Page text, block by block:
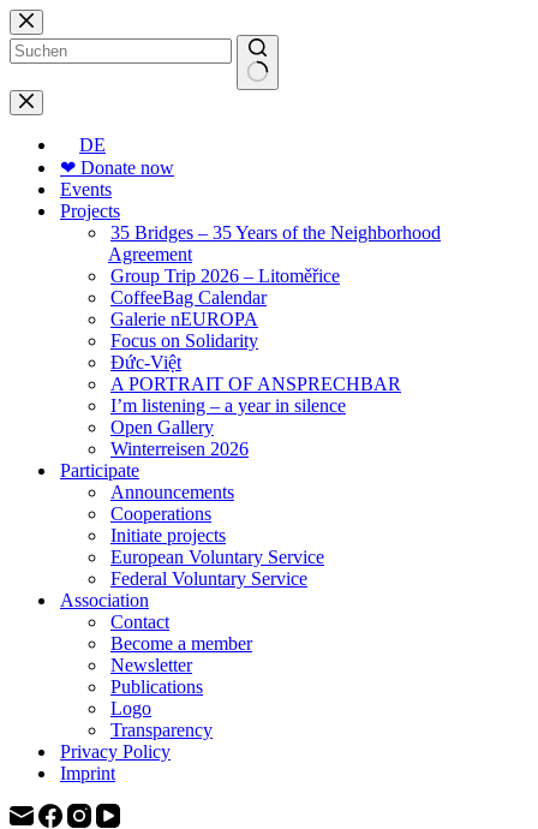
Skip
to
content
No
results
DE
❤ Donate now
Events
Projects
35 Bridges – 35 Years of the Neighborhood
Agreement
Group Trip 2026 – Litoměřice
CoffeeBag Calendar
Galerie nEUROPA
Focus on Solidarity
Đức-Việt
A PORTRAIT OF ANSPRECHBAR
I’m listening – a year in silence
Open Gallery
Winterreisen 2026
Participate
Announcements
Cooperations
Initiate projects
European Voluntary Service
Federal Voluntary Service
Association
Contact
Become a member
Newsletter
Publications
Logo
Transparency
Privacy Policy
Imprint